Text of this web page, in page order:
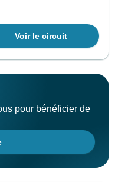
Voir le circuit
pour bénéficier de